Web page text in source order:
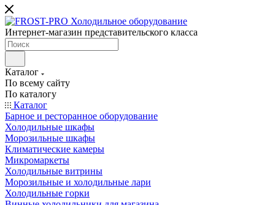
Интернет-магазин представительского класса
Каталог
По всему сайту
По каталогу
Каталог
Барное и ресторанное оборудование
Холодильные шкафы
Морозильные шкафы
Климатические камеры
Микромаркеты
Холодильные витрины
Морозильные и холодильные лари
Холодильные горки